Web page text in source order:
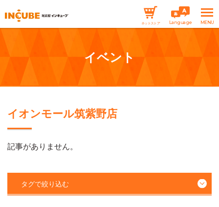
ネットストア Language
イベント
イオンモール筑紫野店
記事がありません。
タグで絞り込む